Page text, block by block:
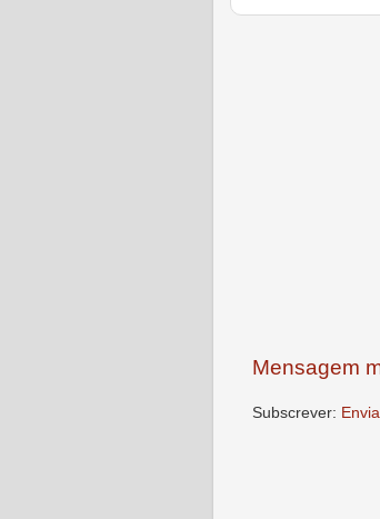
Mensagem
Subscrever: